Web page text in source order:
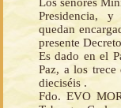
Presidencia,
quedan
presente
Es dado en el
Paz, a los
dieciséis .
Fdo. EVO